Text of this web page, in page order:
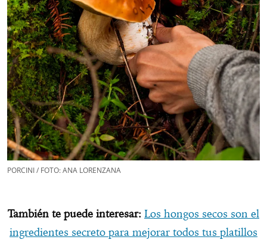
PORCINI / FOTO: ANA LORENZANA
También te puede interesar: Los hongos secos son el
ingredientes secreto para mejorar todos tus platillos